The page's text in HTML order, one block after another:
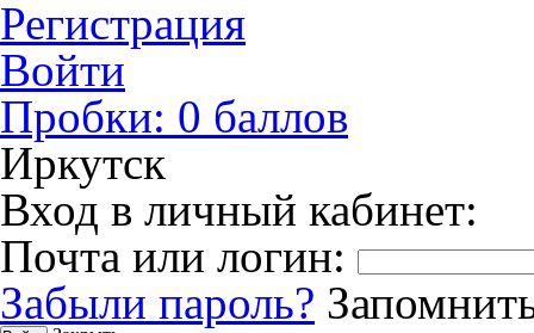
Регистрация
Войти
Пробки: 0 баллов
Иркутск
Вход в личный кабинет:
Почта или логин:
Забыли пароль?